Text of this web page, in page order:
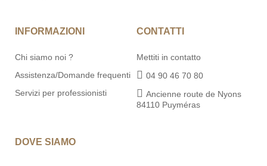
INFORMAZIONI
Chi siamo noi ?
Assistenza/Domande frequenti
Servizi per professionisti
CONTATTI
Mettiti in contatto
04 90 46 70 80
Ancienne route de Nyons
84110 Puyméras
DOVE SIAMO